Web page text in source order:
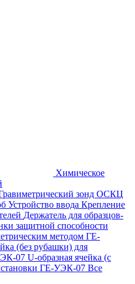
Химическое
зонд ОСКЦ
Устройство ввода Крепление
Держатель для образцов-
защитной способности
методом ГЕ-
(без рубашки) для
07 U-образная ячейка (с
ГЕ-УЭК-07 Все